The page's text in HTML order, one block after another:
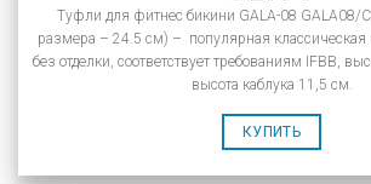
Туфли для фитнес бикини GALA-08 GALA08/
размера – 24.5 см) – популярная
без отделки, соответствует требованиям IFBB,
высота каблука 11,5 см.
КУПИТЬ